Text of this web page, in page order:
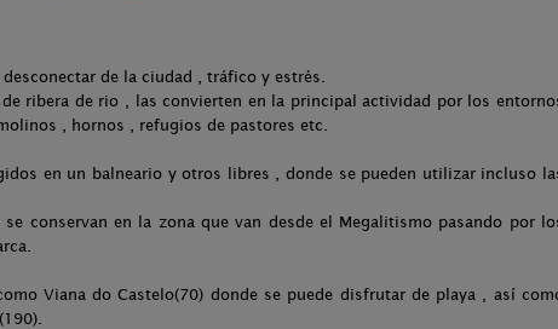
de la ciudad , tráfico y estrés.
ribera de rio , las convierten en la principal actividad por los
, hornos , refugios de pastores etc.
en un balneario y otros libres , donde se pueden utilizar incluso
conservan en la zona que van desde el Megalitismo pasando por
Viana do Castelo(70) donde se puede disfrutar de playa , así